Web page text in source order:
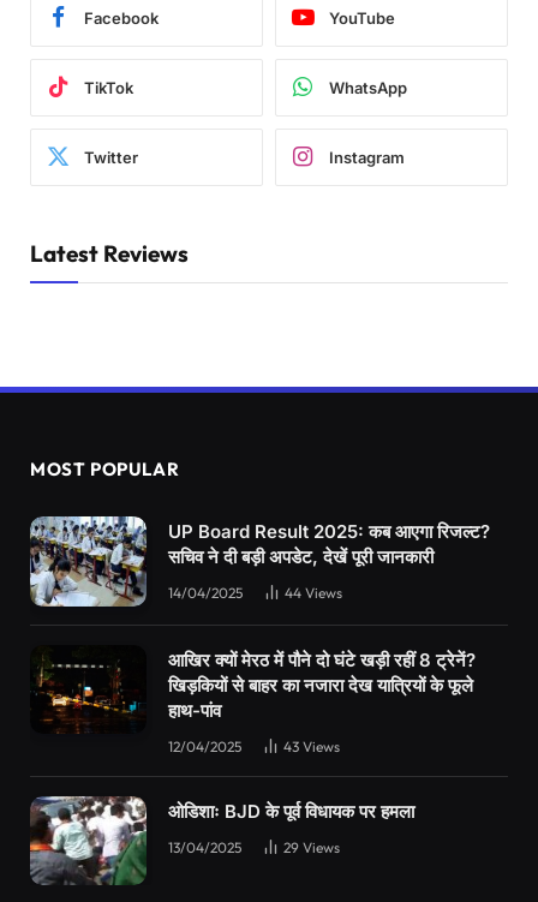
Facebook YouTube
TikTok WhatsApp
Twitter Instagram
Latest Reviews
MOST POPULAR
UP Board Result 2025: कब आएगा रिजल्ट?
सचिव ने दी बड़ी अपडेट, देखें पूरी जानकारी
14/04/2025 44 Views
आखिर क्यों मेरठ में पौने दो घंटे खड़ी रहीं 8 ट्रेनें?
खिड़कियों से बाहर का नजारा देख यात्रियों के फूले
हाथ-पांव
12/04/2025 43 Views
ओडिशाः BJD के पूर्व विधायक पर हमला
13/04/2025 29 Views